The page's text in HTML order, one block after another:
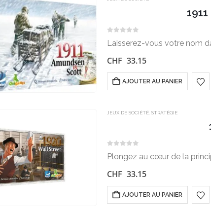
Laisserez-vous votre nom
CHF 33.15
AJOUTER AU PANIER
JEUX DE SOCIÉTÉ, STRATÉGIE
Plongez au cœur de la
CHF 33.15
AJOUTER AU PANIER